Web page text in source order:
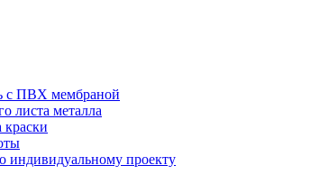
с ПВХ мембраной
листа металла
краски
индивидуальному проекту